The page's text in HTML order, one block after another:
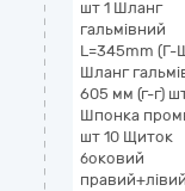
шт 1 Шланг
гальмівний
L=345mm (Г-
Шланг
605 мм (г-г)
Шпонка
шт 10 Щиток
боковий
правий+лівий